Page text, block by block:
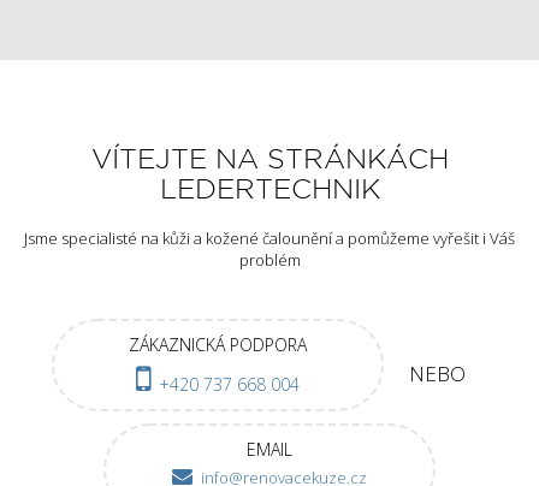
VÍTEJTE NA STRÁNKÁCH
LEDERTECHNIK
Jsme specialisté na kůži a kožené čalounění a pomůžeme vyřešit i Váš
problém
ZÁKAZNICKÁ PODPORA
+420 737 668 004
NEBO
EMAIL
info@renovacekuze.cz